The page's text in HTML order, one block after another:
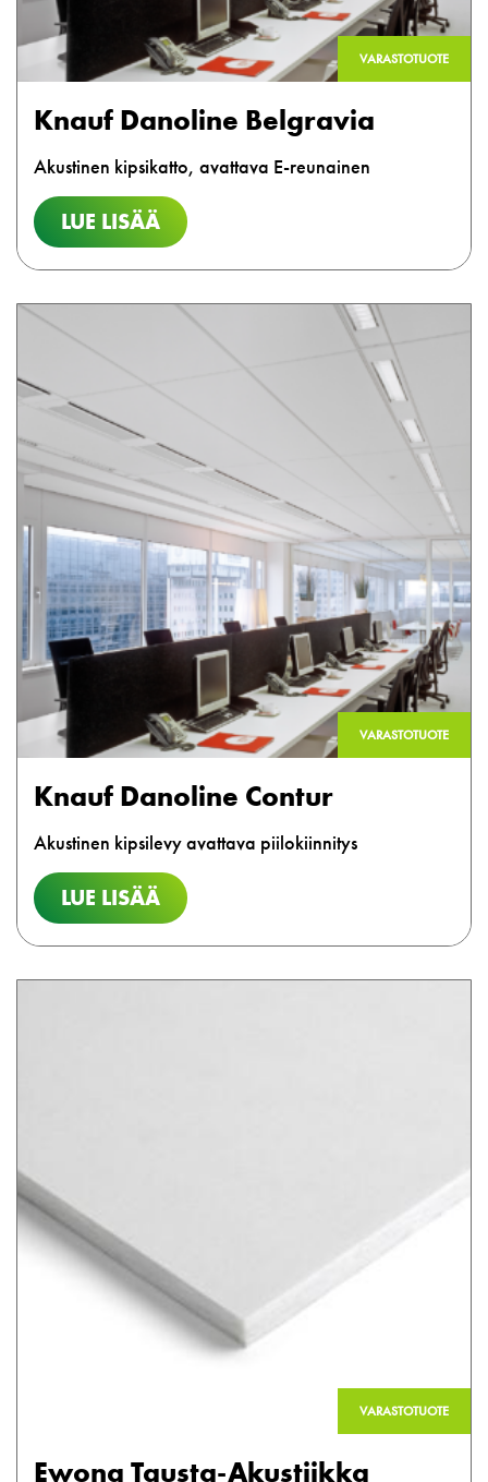
VARASTOTUOTE
Knauf Danoline Belgravia
Akustinen kipsikatto, avattava E-reunainen
LUE LISÄÄ
VARASTOTUOTE
Knauf Danoline Contur
Akustinen kipsilevy avattava piilokiinnitys
LUE LISÄÄ
VARASTOTUOTE
Ewona Tausta-Akustiikka